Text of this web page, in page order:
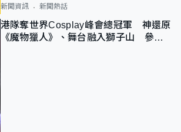
新聞資訊 新聞熱話
港隊奪世界Cosplay峰會總冠軍 神還原
《魔物獵人》、舞台融入獅子山 參賽